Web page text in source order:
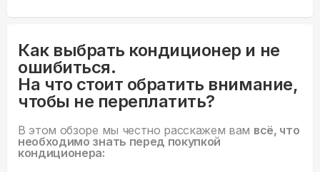
Как выбрать кондиционер и не
ошибиться.
На что стоит обратить внимание,
чтобы не переплатить?
В этом обзоре мы честно расскажем вам всё, что
необходимо знать перед покупкой
кондиционера: